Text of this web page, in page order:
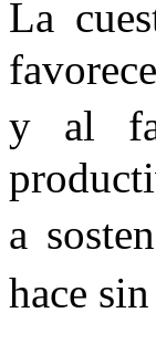
La
y al
a
hace